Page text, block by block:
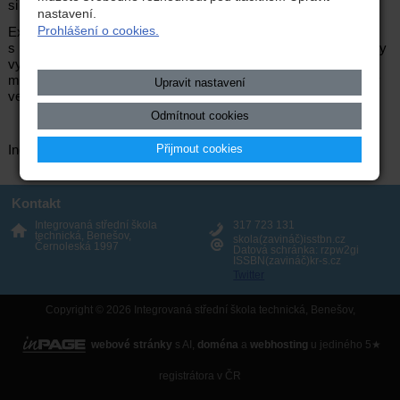
si sestrojili i složitější geometrické tvary.
Exkurze se žákům velice líbila, protože se seznámili nejen
s moderními trendy vývoje informatiky, ale i s možností prakticky
vyzkoušet fungování a vytváření některých prostorových
modelů. Celkově byla exkurze velice zajímavá a pro naše žáky
velmi přínosná.
Ing. Inessa Skleničková
Kontakt
Integrovaná střední škola
technická, Benešov,
Černoleská 1997
317 723 131
skola(zavináč)isstbn.cz
Datová schránka: rzpw2gi
ISSBN(zavináč)kr-s.cz
Copyright © 2026 Integrovaná střední škola technická, Benešov,
webové stránky s AI, doména a webhosting u jediného 5★
registrátora v ČR
nastavení.
Prohlášení o cookies.
Upravit nastavení
Odmítnout cookies
Přijmout cookies